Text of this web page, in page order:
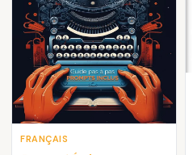
FRANÇAIS